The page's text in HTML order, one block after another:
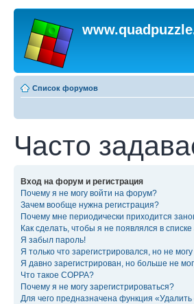
Список форумов
Часто
Вход на форум и регистрация
Почему я не могу войти на форум?
Зачем вообще нужна регистрация?
Почему мне периодически приходится
Как сделать, чтобы я не появлялся в
Я забыл пароль!
Я только что зарегистрировался, но не
Я давно зарегистрирован, но больше не
Что такое COPPA?
Почему я не могу зарегистрироваться?
Для чего предназначена функция